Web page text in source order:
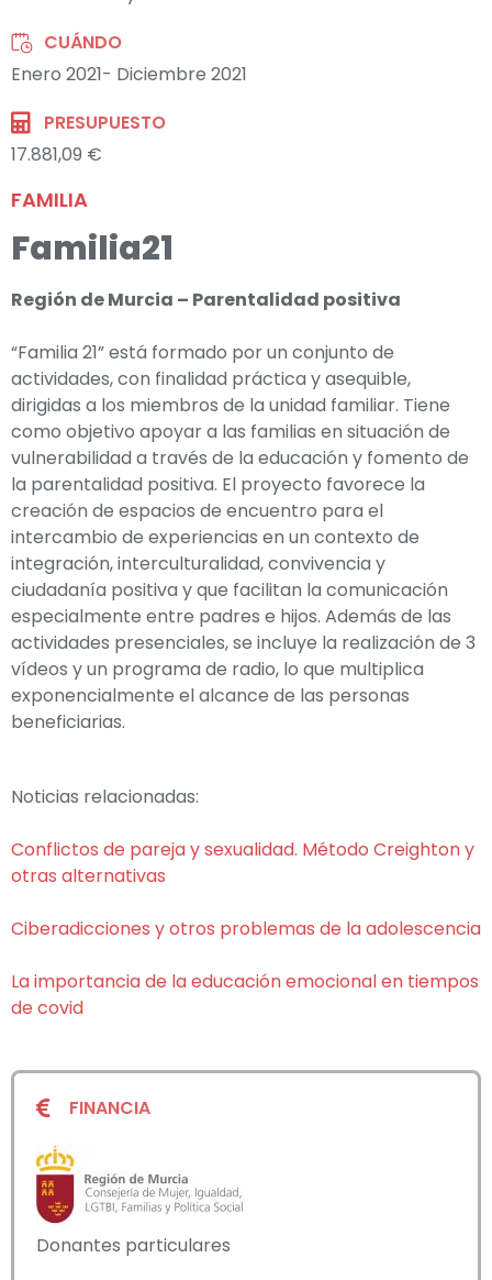
CUÁNDO
Enero 2021- Diciembre 2021
PRESUPUESTO
17.881,09 €
FAMILIA
Familia21
Región de Murcia – Parentalidad positiva
“Familia 21” está formado por un conjunto de
actividades, con finalidad práctica y asequible,
dirigidas a los miembros de la unidad familiar. Tiene
como objetivo apoyar a las familias en situación de
vulnerabilidad a través de la educación y fomento de
la parentalidad positiva. El proyecto favorece la
creación de espacios de encuentro para el
intercambio de experiencias en un contexto de
integración, interculturalidad, convivencia y
ciudadanía positiva y que facilitan la comunicación
especialmente entre padres e hijos. Además de las
actividades presenciales, se incluye la realización de 3
vídeos y un programa de radio, lo que multiplica
exponencialmente el alcance de las personas
beneficiarias.
Noticias relacionadas:
Conflictos de pareja y sexualidad. Método Creighton y
otras alternativas
Ciberadicciones y otros problemas de la adolescencia
La importancia de la educación emocional en tiempos
de covid
FINANCIA
Donantes particulares